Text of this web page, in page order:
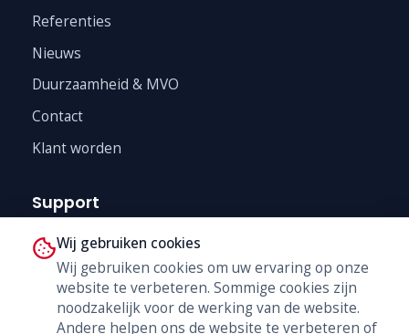
Referenties
Nieuws
Duurzaamheid & MVO
Contact
Klant worden
Support
Technische Dienst
Trainingen
B2B Shop
Wij gebruiken cookies
Wij gebruiken cookies om uw ervaring op onze
website te verbeteren. Sommige cookies zijn
noodzakelijk voor de werking van de website.
Andere helpen ons de website te verbeteren of